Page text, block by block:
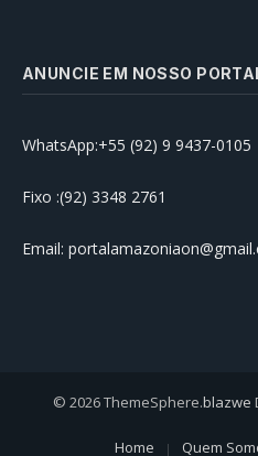
ANUNCIE EM NOSSO
WhatsApp:+55 (92) 9 9437-0105
Fixo :(92) 3348 2761
Email:
© 2026 ThemeSphere.blazwe
Home Quem